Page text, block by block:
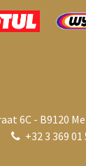
6C - B9120
+32 3 369